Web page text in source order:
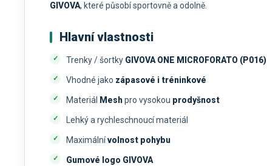
GIVOVA, které působí sportovně a odolně.
Hlavní vlastnosti
Trenky / šortky GIVOVA ONE MICROFORATO (P016)
Vhodné jako zápasové i tréninkové
Materiál Meshpro vysokou prodyšnost
Lehký a rychleschnoucí materiál
Maximálnívolnost pohybu
Gumové logo GIVOVA